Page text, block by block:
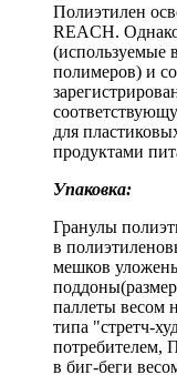
Полиэтилен
REACH.
(используемые
полимеров) и
для
продуктами
Упаковка:
Гранулы
в
мешков
паллеты весом
типа "стретч-
потребителем,
в биг-беги